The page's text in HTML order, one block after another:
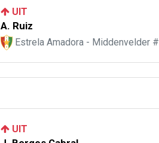
UIT
A. Ruiz
Estrela Amadora - Middenvelder #
UIT